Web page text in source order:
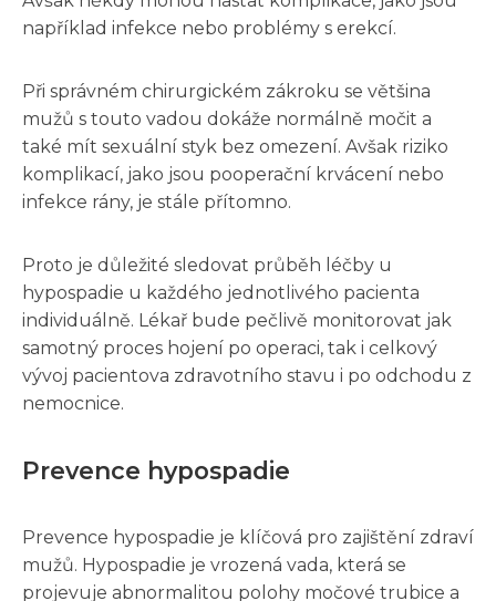
například infekce nebo problémy s erekcí.
Při správném chirurgickém zákroku se většina
mužů s touto vadou dokáže normálně močit a
také mít sexuální styk bez omezení. Avšak riziko
komplikací, jako jsou pooperační krvácení nebo
infekce rány, je stále přítomno.
Proto je důležité sledovat průběh léčby u
hypospadie u každého jednotlivého pacienta
individuálně. Lékař bude pečlivě monitorovat jak
samotný proces hojení po operaci, tak i celkový
vývoj pacientova zdravotního stavu i po odchodu z
nemocnice.
Prevence hypospadie
Prevence hypospadie je klíčová pro zajištění zdraví
mužů. Hypospadie je vrozená vada, která se
projevuje abnormalitou polohy močové trubice a